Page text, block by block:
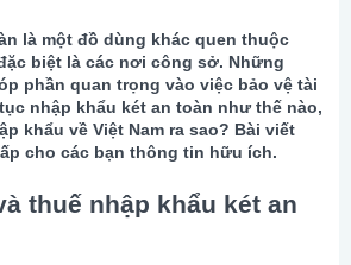
là một đồ dùng khác quen thuộc
biệt là các nơi công sở. Những
phần quan trọng vào việc bảo vệ tài
nhập khẩu két an toàn như thế nào,
khẩu về Việt Nam ra sao? Bài viết
cho các bạn thông tin hữu ích.
thuế nhập khẩu két an